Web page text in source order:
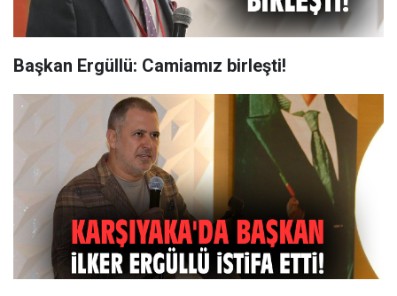
Başkan Ergüllü: Camiamız birleşti!